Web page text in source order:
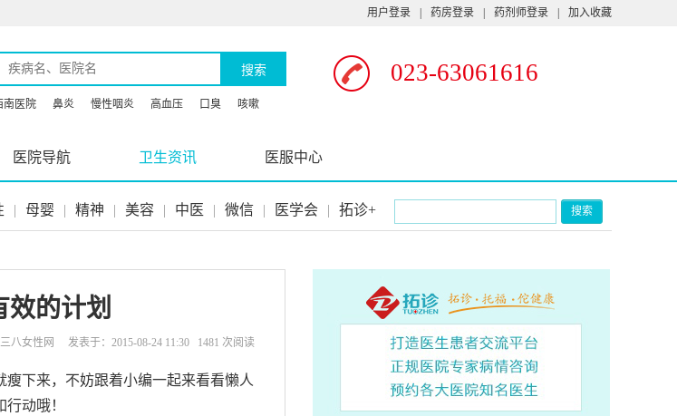
用户登录 药房登录 药剂师登录 加入收藏
搜索 023-63061616
南医院 鼻炎 慢性咽炎 高血压 口臭 咳嗽
医院导航 卫生资讯 医服中心
| 母婴 | 精神 | 美容 | 中医 | 微信 | 医学会 | 拓诊+ 搜索
效的计划
八女性网 发表于：2015-08-24 11:30 1481 次阅读
下来，不妨跟着小编一起来看看懒人
动哦！